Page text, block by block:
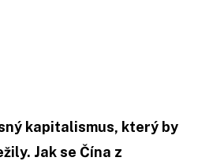
kapitalismus, který by
Jak se Čína z